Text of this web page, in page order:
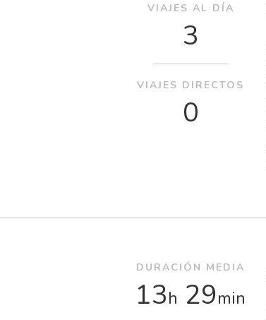
VIAJES AL DÍA
3
VIAJES DIRECTOS
0
DURACIÓN MEDIA
13h 29min